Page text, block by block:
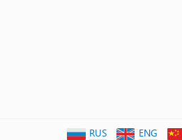
RUS ENG